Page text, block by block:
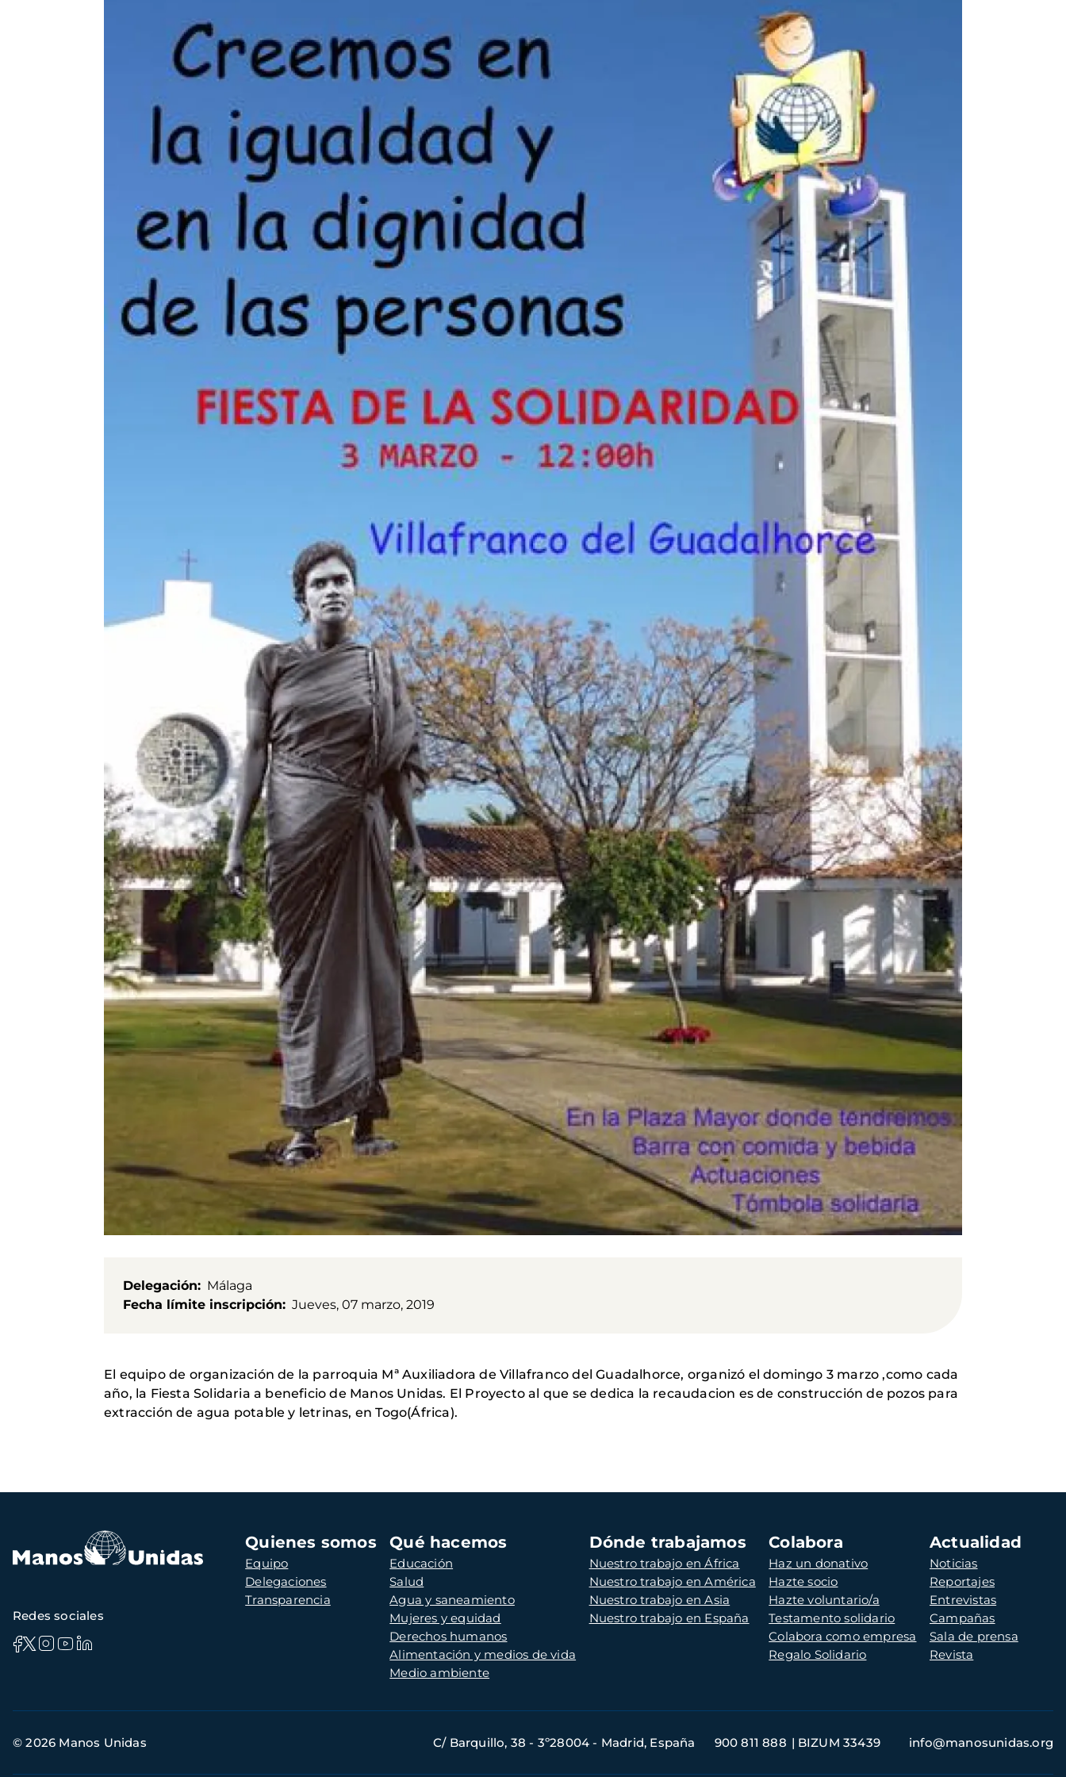
Delegación
Málaga
Fecha límite inscripción
Jueves, 07 marzo, 2019
El equipo de organización de la parroquia Mª Auxiliadora de Villafranco del Guadalhorce, organizó el domingo 3 marzo ,como cada
año, la Fiesta Solidaria a beneficio de Manos Unidas. El Proyecto al que se dedica la recaudacion es de construcción de pozos para
extracción de agua potable y letrinas, en Togo(África).
Navegación
principal
Quienes somos
Equipo
Delegaciones
Transparencia
Qué hacemos
Educación
Salud
Agua y saneamiento
Mujeres y equidad
Derechos humanos
Alimentación y medios de vida
Medio ambiente
Dónde trabajamos
Nuestro trabajo en África
Nuestro trabajo en América
Nuestro trabajo en Asia
Nuestro trabajo en España
Colabora
Haz un donativo
Hazte socio
Hazte voluntario/a
Testamento solidario
Colabora como empresa
Regalo Solidario
Actualidad
Noticias
Reportajes
Entrevistas
Campañas
Sala de prensa
Revista
Redes sociales
de
© 2026 Manos Unidas C/ Barquillo, 38 - 3º28004 - Madrid, España 900 811 888 BIZUM 33439 info@manosunidas.org